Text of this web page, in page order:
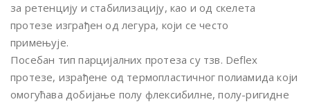
за ретенцију и стабилизацију, као и од скелета
протезе изграђен од легура, који се често
примењује.
Посебан тип парцијалних протеза су тзв. Deflex
протезе, израђене од термопластичног полиамида који
омогућава добијање полу флексибилне, полу-ригидне